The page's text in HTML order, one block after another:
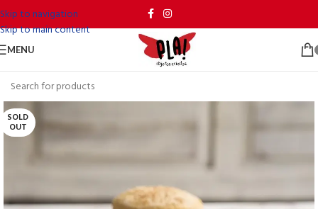
Skip to navigation
Skip to main content
MENU
SOLD
OUT